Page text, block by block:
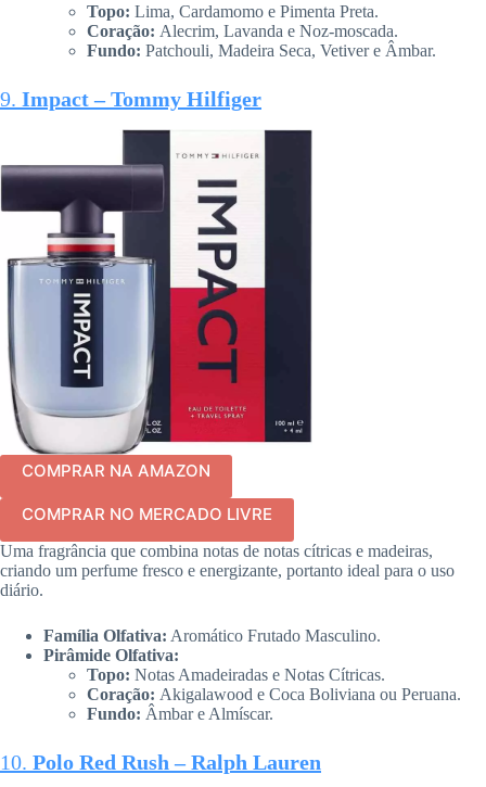
Topo: Lima, Cardamomo e Pimenta Preta.
Coração: Alecrim, Lavanda e Noz-moscada.
Fundo: Patchouli, Madeira Seca, Vetiver e Âmbar.
9. Impact – Tommy Hilfiger
COMPRAR NA AMAZON
COMPRAR NO MERCADO LIVRE
Uma fragrância que combina notas de notas cítricas e madeiras,
criando um perfume fresco e energizante, portanto ideal para o uso
diário.
Família Olfativa: Aromático Frutado Masculino.
Pirâmide Olfativa:
Topo: Notas Amadeiradas e Notas Cítricas.
Coração: Akigalawood e Coca Boliviana ou Peruana.
Fundo: Âmbar e Almíscar.
10. Polo Red Rush – Ralph Lauren